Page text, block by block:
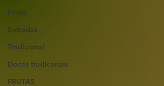
Peixe
Entradas
Tradicional
Doces tradiconais
FRUTAS